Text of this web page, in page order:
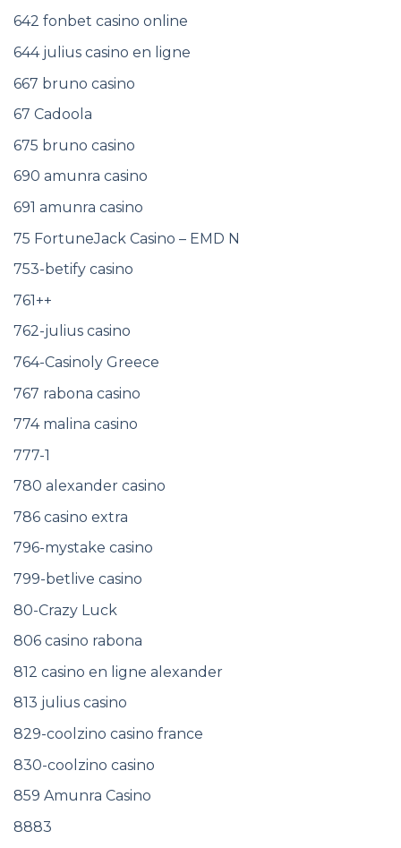
642 fonbet casino online
644 julius casino en ligne
667 bruno casino
67 Cadoola
675 bruno casino
690 amunra casino
691 amunra casino
75 FortuneJack Casino – EMD N
753-betify casino
761++
762-julius casino
764-Casinoly Greece
767 rabona casino
774 malina casino
777-1
780 alexander casino
786 casino extra
796-mystake casino
799-betlive casino
80-Crazy Luck
806 casino rabona
812 casino en ligne alexander
813 julius casino
829-coolzino casino france
830-coolzino casino
859 Amunra Casino
8883